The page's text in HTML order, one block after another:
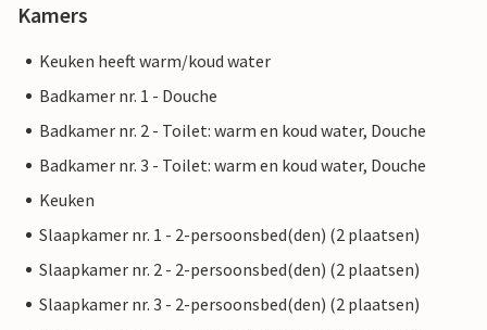
Kamers
Keuken heeft warm/koud water
Badkamer nr. 1 - Douche
Badkamer nr. 2 - Toilet: warm en koud water, Douche
Badkamer nr. 3 - Toilet: warm en koud water, Douche
Keuken
Slaapkamer nr. 1 - 2-persoonsbed(den) (2 plaatsen)
Slaapkamer nr. 2 - 2-persoonsbed(den) (2 plaatsen)
Slaapkamer nr. 3 - 2-persoonsbed(den) (2 plaatsen)